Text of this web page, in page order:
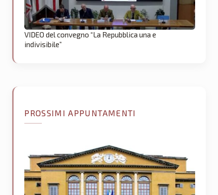
VIDEO del convegno “La Repubblica una e
indivisibile”
PROSSIMI APPUNTAMENTI